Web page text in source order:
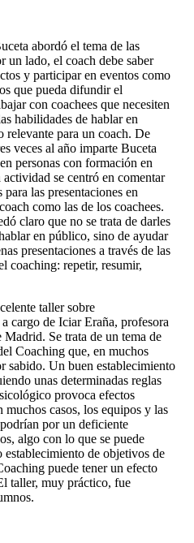
abordó el tema de las
un lado, el coach debe saber
y participar en eventos como
que pueda difundir el
con coachees que necesiten
habilidades de hablar en
para un coach. De
veces al año imparte Buceta
personas con formación en
se centró en comentar
las presentaciones en
como las de los coachees.
claro que no se trata de darles
en público, sino de ayudar
presentaciones a través de las
coaching: repetir, resumir,
taller sobre
cargo de Iciar Eraña, profesora
Se trata de un tema de
Coaching que, en muchos
sabido. Un buen establecimiento
unas determinadas reglas
provoca efectos
casos, los equipos y las
por un deficiente
algo con lo que se puede
de objetivos de
puede tener un efecto
taller, muy práctico, fue